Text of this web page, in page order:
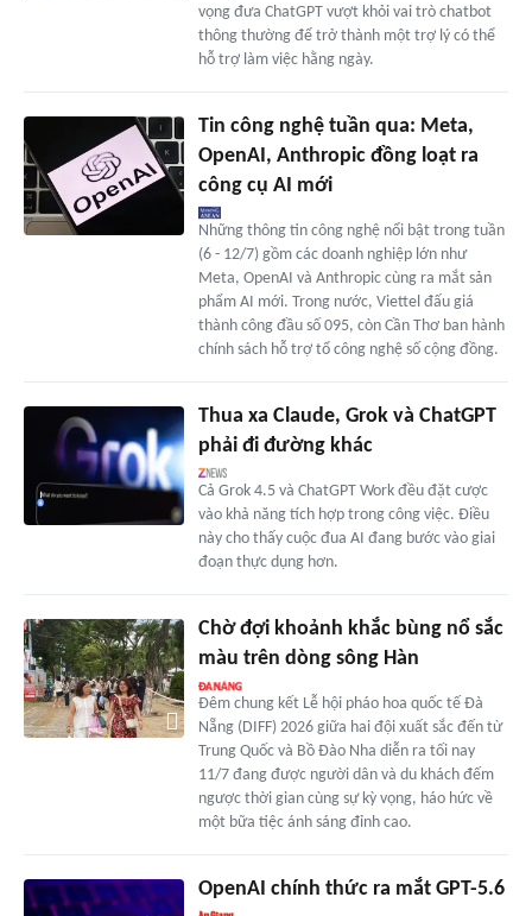
vọng đưa ChatGPT vượt khỏi vai trò chatbot
thông thường để trở thành một trợ lý có thể
hỗ trợ làm việc hằng ngày.
Tin công nghệ tuần qua: Meta,
OpenAI, Anthropic đồng loạt ra
công cụ AI mới
Những thông tin công nghệ nổi bật trong tuần
(6 - 12/7) gồm các doanh nghiệp lớn như
Meta, OpenAI và Anthropic cùng ra mắt sản
phẩm AI mới. Trong nước, Viettel đấu giá
thành công đầu số 095, còn Cần Thơ ban hành
chính sách hỗ trợ tổ công nghệ số cộng đồng.
Thua xa Claude, Grok và ChatGPT
phải đi đường khác
Cả Grok 4.5 và ChatGPT Work đều đặt cược
vào khả năng tích hợp trong công việc. Điều
này cho thấy cuộc đua AI đang bước vào giai
đoạn thực dụng hơn.
Chờ đợi khoảnh khắc bùng nổ sắc
màu trên dòng sông Hàn
Đêm chung kết Lễ hội pháo hoa quốc tế Đà
Nẵng (DIFF) 2026 giữa hai đội xuất sắc đến từ
Trung Quốc và Bồ Đào Nha diễn ra tối nay
11/7 đang được người dân và du khách đếm
ngược thời gian cùng sự kỳ vọng, háo hức về
một bữa tiệc ánh sáng đỉnh cao.
OpenAI chính thức ra mắt GPT-5.6